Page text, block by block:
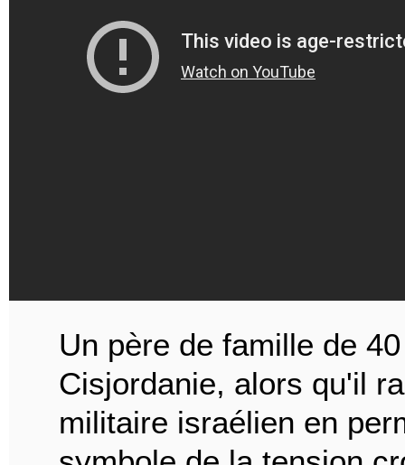
Un père de famille de
Cisjordanie, alors qu'il
militaire israélien en